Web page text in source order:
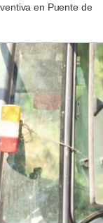
en Puente de